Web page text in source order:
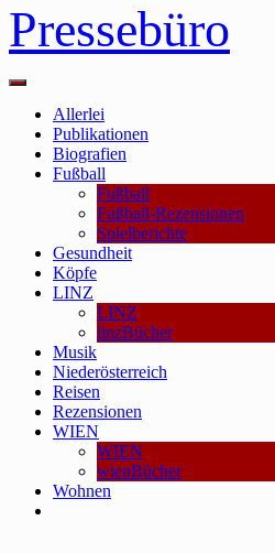
Pressebüro
Main
Allerlei
Publikationen
Biografien
Fußball
Fußball
Fußball-Rezensionen
Spielberichte
Gesundheit
Köpfe
LINZ
LINZ
linzBücher
Musik
Niederösterreich
Reisen
Rezensionen
WIEN
WIEN
wienBücher
Wohnen